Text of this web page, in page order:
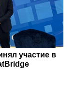
участие в